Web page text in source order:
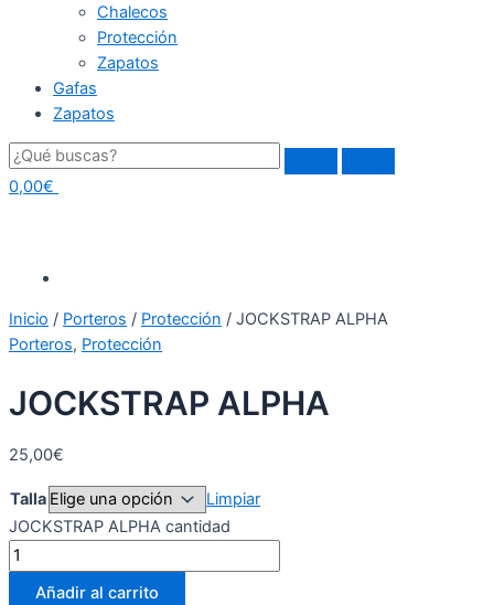
Chalecos
Protección
Zapatos
Gafas
Zapatos
0,00€
Inicio / Porteros / Protección / JOCKSTRAP ALPHA
Porteros, Protección
JOCKSTRAP ALPHA
25,00€
Talla
Limpiar
JOCKSTRAP ALPHA cantidad
Añadir al carrito